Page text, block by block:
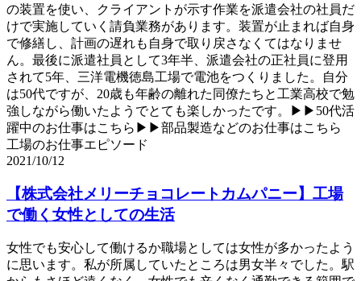
の装置を使い、クライアントが示す作業を派遣会社の社員だ
けで実施していく請負業務があります。装置が止まれば自身
で修繕し、計画の遅れも自身で取り戻さなくてはなりませ
ん。最後に派遣社員として3年半、派遣会社の正社員に登用
されて5年、三洋電機徳島工場で電池をつくりました。自分
は50代ですが、20歳も年齢の離れた同僚たちと工業高校で勉
強しながら働いたようでとても楽しかったです。▶▶50代活
躍中のお仕事はこちら▶▶部品製造などのお仕事はこちら
工場のお仕事エピソード
2021/10/12
【株式会社メリーチョコレートカムパニー】工場
で働く女性としての生活
女性でも安心して働けるか職場としては女性が多かったよう
に思います。私が所属していたところは男女半々でした。駅